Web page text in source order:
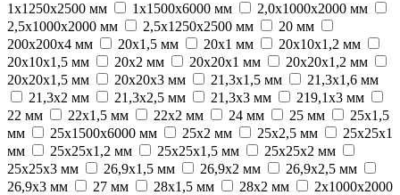
1х1250х2500 мм
1х1500х6000 мм
2,0х1000х2000 мм
2,5х1000х2000 мм
2,5х1250х2500 мм
20 мм
200х200х4 мм
20x1,5 мм 20х1 мм
20х10х1,2 мм
20х10х1,5 мм
20х2 мм 20х20х1 мм
20х20х1,2 мм
20х20х1,5 мм
20х20х3 мм 21,3х1,5 мм
21,3х1,6 мм
21,3х2 мм
21,3х2,5 мм 21,3х3 мм
219,1х3 мм
22 мм
22х1,5 мм 22х2 мм 24 мм 25 мм
25х1,5
мм
25х1500х6000 мм 25х2 мм 25х2,5 мм
25х25х1
мм
25х25х1,2 мм 25х25х1,5 мм
25х25х2 мм
25х25х3 мм
26,9х1,5 мм 26,9х2 мм
26,9х2,5 мм
26,9х3 мм
27 мм 28х1,5 мм 28х2 мм
2х1000х2000